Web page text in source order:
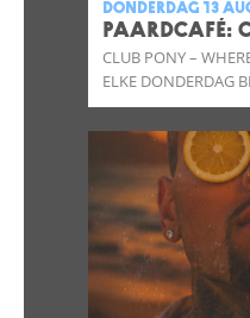
donderdag 13
Paardcafé:
CLUB PONY –
ELKE DONDERDAG